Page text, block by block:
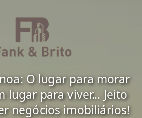
O lugar para morar
lugar para viver... Jeito
negócios imobiliários!